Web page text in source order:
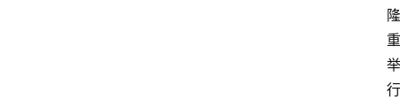
隆
重
举
行